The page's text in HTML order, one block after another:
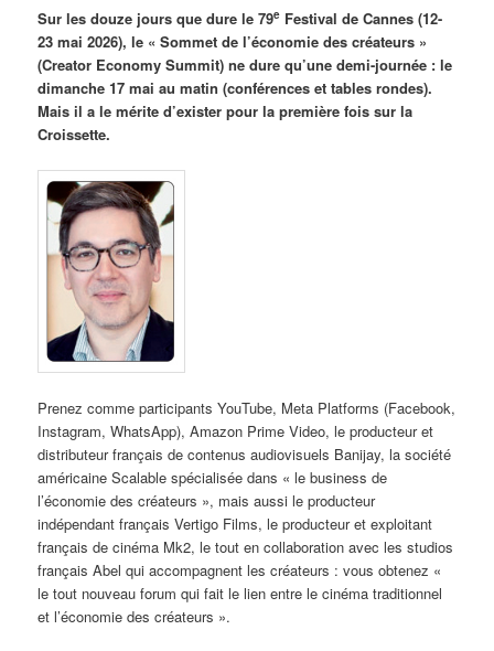
Sur les douze jours que dure le 79e Festival de Cannes (12-
23 mai 2026), le « Sommet de l’économie des créateurs »
(Creator Economy Summit) ne dure qu’une demi-journée : le
dimanche 17 mai au matin (conférences et tables rondes).
Mais il a le mérite d’exister pour la première fois sur la
Croissette.
Prenez comme participants YouTube, Meta Platforms (Facebook,
Instagram, WhatsApp), Amazon Prime Video, le producteur et
distributeur français de contenus audiovisuels Banijay, la société
américaine Scalable spécialisée dans « le business de
l’économie des créateurs », mais aussi le producteur
indépendant français Vertigo Films, le producteur et exploitant
français de cinéma Mk2, le tout en collaboration avec les studios
français Abel qui accompagnent les créateurs : vous obtenez «
le tout nouveau forum qui fait le lien entre le cinéma traditionnel
et l’économie des créateurs ».